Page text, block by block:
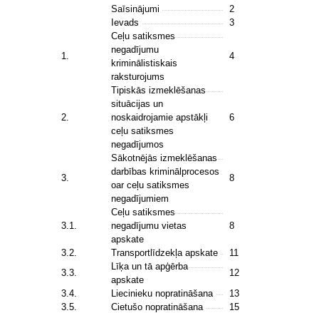
Saīsinājumi
2
Ievads
3
1.
Ceļu satiksmes
negadījumu
kriminālistiskais
raksturojums
4
2.
Tipiskās izmeklēšanas
situācijas un
noskaidrojamie apstākļi
ceļu satiksmes
negadījumos
6
3.
Sākotnējās izmeklēšanas
darbības kriminālprocesos
oar ceļu satiksmes
negadījumiem
8
3.1.
Ceļu satiksmes
negadījumu vietas
apskate
8
3.2. Transportlīdzekļa apskate
11
3.3.
Līķa un tā apģērba
apskate
12
3.4.
Liecinieku nopratināšana
13
3.5.
Cietušo nopratināšana
15